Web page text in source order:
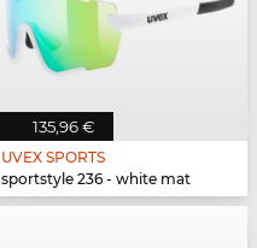
135,96 €
UVEX SPORTS
sportstyle 236 - white mat